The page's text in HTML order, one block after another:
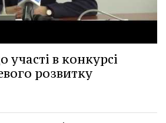
в конкурсі
розвитку